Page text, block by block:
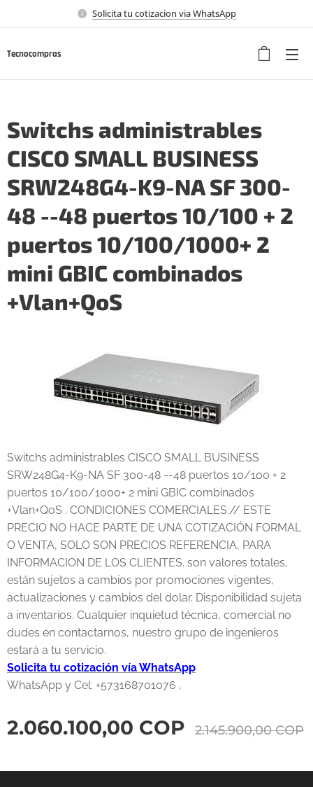
Solicita tu cotizacion via WhatsApp
Tecnocompras
Switchs administrables
CISCO SMALL BUSINESS
SRW248G4-K9-NA SF 300-
48 --48 puertos 10/100 + 2
puertos 10/100/1000+ 2
mini GBIC combinados
+Vlan+QoS
Switchs administrables CISCO SMALL BUSINESS
SRW248G4-K9-NA SF 300-48 --48 puertos 10/100 + 2
puertos 10/100/1000+ 2 mini GBIC combinados
+Vlan+QoS . CONDICIONES COMERCIALES:// ESTE
PRECIO NO HACE PARTE DE UNA COTIZACIÓN FORMAL
O VENTA, SOLO SON PRECIOS REFERENCIA, PARA
INFORMACION DE LOS CLIENTES. son valores totales,
están sujetos a cambios por promociones vigentes,
actualizaciones y cambios del dolar. Disponibilidad sujeta
a inventarios. Cualquier inquietud técnica, comercial no
dudes en contactarnos, nuestro grupo de ingenieros
estará a tu servicio.
Solicita tu cotización vía WhatsApp
WhatsApp y Cel: +573168701076 ,
2.060.100,00 COP 2.145.900,00COP